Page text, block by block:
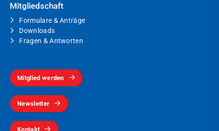
Mitgliedschaft
Formulare & Anträge
Downloads
Fragen & Antworten
Mitglied werden
Newsletter
Kontakt